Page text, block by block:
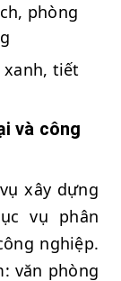
phòng
tiết
và công
xây dựng
vụ phân
nghiệp.
văn phòng